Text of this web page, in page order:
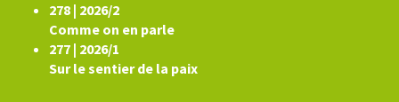
278 | 2026/2
Comme on en parle
277 | 2026/1
Sur le sentier de la paix